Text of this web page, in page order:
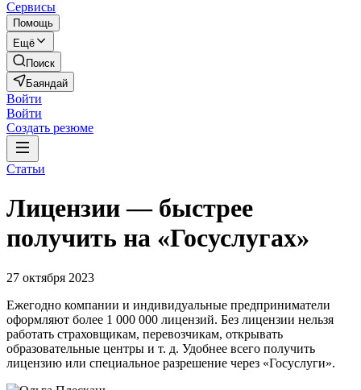
Сервисы
Помощь
Ещё
Поиск
Баяндай
Войти
Войти
Создать резюме
Статьи
Лицензии — быстрее
получить на «Госуслугах»
27 октября 2023
Ежегодно компании и индивидуальные предприниматели
оформляют более 1 000 000 лицензий. Без лицензии нельзя
работать страховщикам, перевозчикам, открывать
образовательные центры и т. д. Удобнее всего получить
лицензию или специальное разрешение через «Госуслуги».